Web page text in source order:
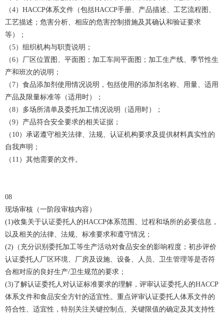
（4）HACCP体系文件（包括HACCP手册、产品描述、工艺流程图、
工艺描述；危害分析、相应的危害控制措施及其确认和验证要求
等）；
（5）组织机构与职责说明；
（6）厂区位置图、平面图；加工车间平面图；加工生产线、季节性生
产和班次的说明；
（7）食品添加剂使用情况说明，包括使用的添加剂名称、用量、适用
产品及限量标准等（适用时）；
（8）多场所清单及委托加工情况说明（适用时）；
（9）产品符合安全要求的相关证据；
（10）承诺遵守相关法律、法规、认证机构要求及提供材料真实性的
自我声明；
（11）其他需要的文件。
08
现场审核（一阶段审核内容）
(1)收集关于认证委托人的HACCP体系范围、过程和场所的必要信息，
以及相关的法律、法规、标准要求和遵守情况；
(2)（充分识别委托加工等生产活动对食品安全的影响程度；初步评价
认证委托人厂区环境、厂房及设施、设备、人员、卫生管理等是否符
合相对应的良好生产/卫生规范的要求；
(3)了解认证委托人对认证标准要求的理解，评审认证委托人的HACCP
体系文件和食品安全方针的适宜性。重点评审认证委托人体系文件的
符合性、适宜性，特别关注关键控制点、关键限值的确定及其支持性